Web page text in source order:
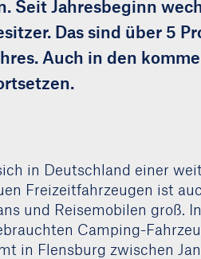
Seit Jahresbeginn
Das sind über 5
Auch in den
in Deutschland einer
Freizeitfahrzeugen ist
und Reisemobilen groß.
Camping-
in Flensburg zwischen